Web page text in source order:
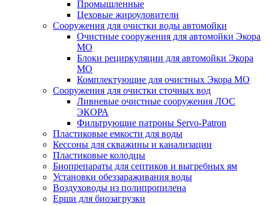
Промышленные
Цеховые жироуловители
Сооружения для очистки воды автомойки
Очистные сооружения для автомойки Экора
МО
Блоки рециркуляции для автомойки Экора
МО
Комплектующие для очистных Экора МО
Сооружения для очистки сточных вод
Ливневые очистные сооружения ЛОС
ЭКОРА
Фильтрующие патроны Servo-Patron
Пластиковые емкости для воды
Кессоны для скважины и канализации
Пластиковые колодцы
Биопрепараты для септиков и выгребных ям
Установки обеззараживания воды
Воздуховоды из полипропилена
Ерши для биозагрузки